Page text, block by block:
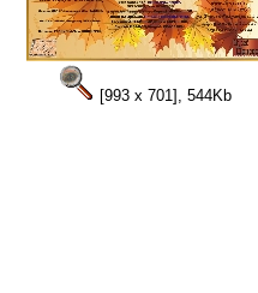
[993 x 701], 544Kb